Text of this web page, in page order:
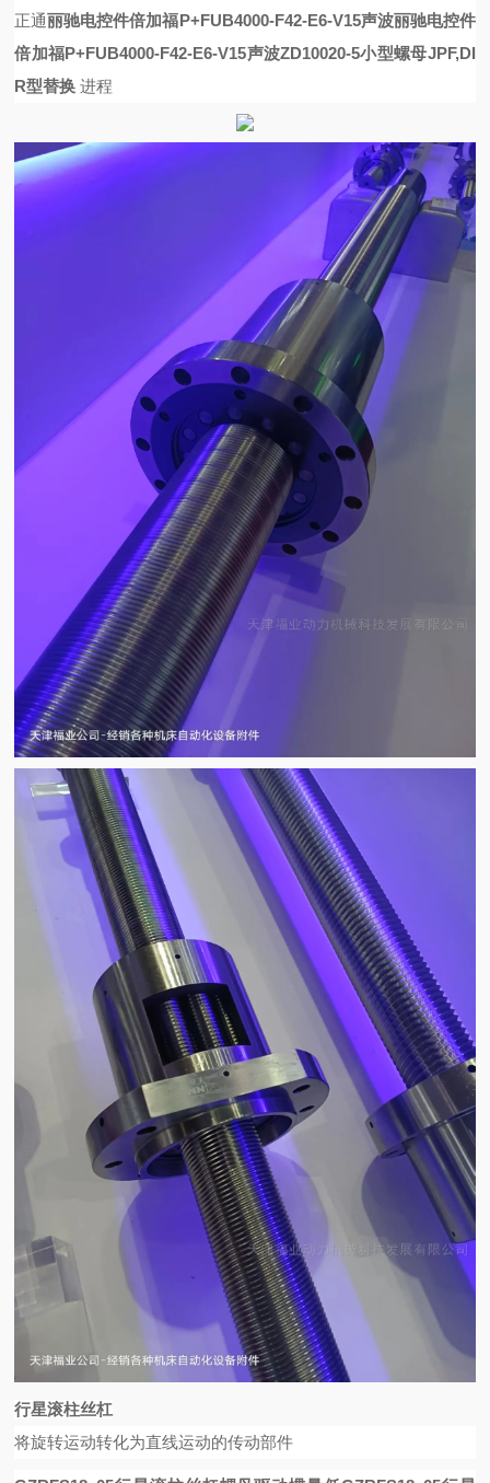
正通丽驰电控件倍加福P+FUB4000-F42-E6-V15声波丽驰电控件
倍加福P+FUB4000-F42-E6-V15声波ZD10020-5小型螺母JPF,DI
R型替换 进程
行星滚柱丝杠
将旋转运动转化为直线运动的传动部件